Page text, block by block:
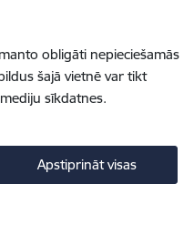
obligāti nepieciešamās
šajā vietnē var tikt
sīkdatnes.
Apstiprināt visas